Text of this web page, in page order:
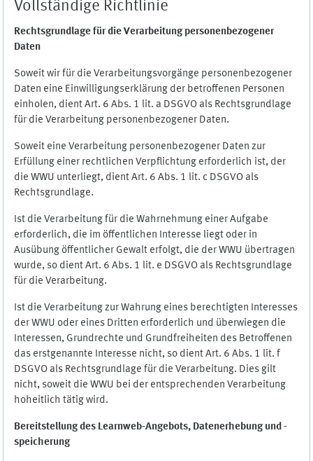
Vollständige Richtlinie
Rechtsgrundlage für die Verarbeitung personenbezogener
Daten
Soweit wir für die Verarbeitungsvorgänge personenbezogener
Daten eine Einwilligungserklärung der betroffenen Personen
einholen, dient Art. 6 Abs. 1 lit. a DSGVO als Rechtsgrundlage
für die Verarbeitung personenbezogener Daten.
Soweit eine Verarbeitung personenbezogener Daten zur
Erfüllung einer rechtlichen Verpflichtung erforderlich ist, der
die WWU unterliegt, dient Art. 6 Abs. 1 lit. c DSGVO als
Rechtsgrundlage.
Ist die Verarbeitung für die Wahrnehmung einer Aufgabe
erforderlich, die im öffentlichen Interesse liegt oder in
Ausübung öffentlicher Gewalt erfolgt, die der WWU übertragen
wurde, so dient Art. 6 Abs. 1 lit. e DSGVO als Rechtsgrundlage
für die Verarbeitung.
Ist die Verarbeitung zur Wahrung eines berechtigten Interesses
der WWU oder eines Dritten erforderlich und überwiegen die
Interessen, Grundrechte und Grundfreiheiten des Betroffenen
das erstgenannte Interesse nicht, so dient Art. 6 Abs. 1 lit. f
DSGVO als Rechtsgrundlage für die Verarbeitung. Dies gilt
nicht, soweit die WWU bei der entsprechenden Verarbeitung
hoheitlich tätig wird.
Bereitstellung des Learnweb-Angebots, Datenerhebung und -
speicherung